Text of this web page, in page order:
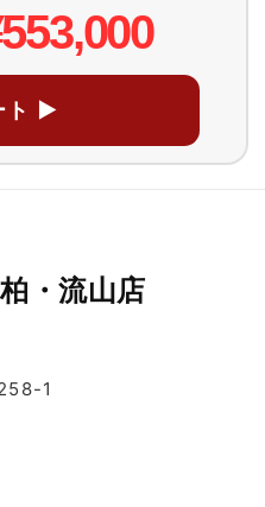
ト ▶
・流山店
1